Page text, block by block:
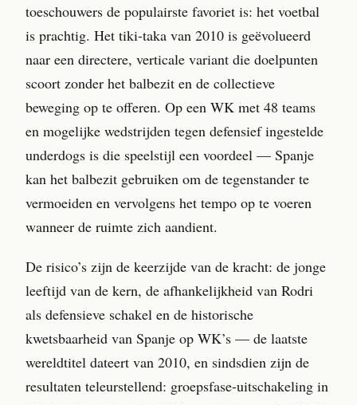
toeschouwers de populairste favoriet is: het voetbal
is prachtig. Het tiki-taka van 2010 is geëvolueerd
naar een directere, verticale variant die doelpunten
scoort zonder het balbezit en de collectieve
beweging op te offeren. Op een WK met 48 teams
en mogelijke wedstrijden tegen defensief ingestelde
underdogs is die speelstijl een voordeel — Spanje
kan het balbezit gebruiken om de tegenstander te
vermoeiden en vervolgens het tempo op te voeren
wanneer de ruimte zich aandient.
De risico’s zijn de keerzijde van de kracht: de jonge
leeftijd van de kern, de afhankelijkheid van Rodri
als defensieve schakel en de historische
kwetsbaarheid van Spanje op WK’s — de laatste
wereldtitel dateert van 2010, en sindsdien zijn de
resultaten teleurstellend: groepsfase-uitschakeling in